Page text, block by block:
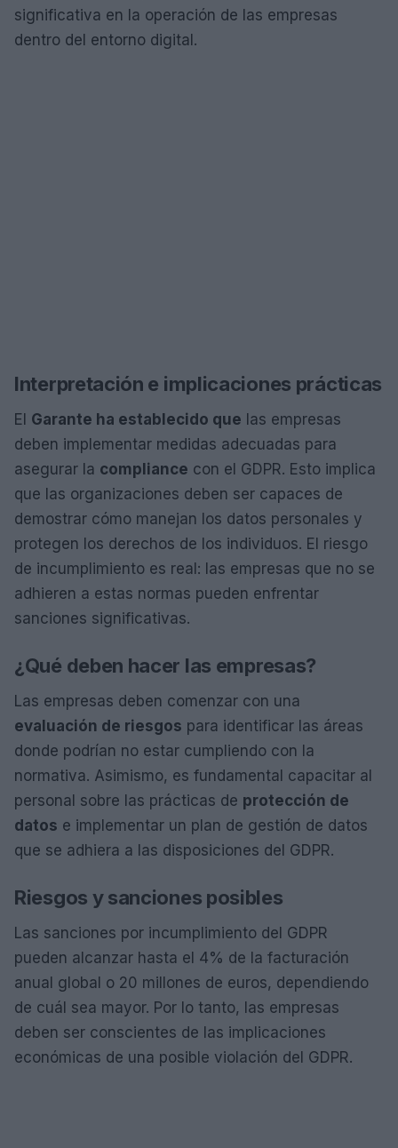
significativa en la operación de las empresas
dentro del entorno digital.
Interpretación e implicaciones prácticas
El Garante ha establecido que las empresas
deben implementar medidas adecuadas para
asegurar la compliance con el GDPR. Esto implica
que las organizaciones deben ser capaces de
demostrar cómo manejan los datos personales y
protegen los derechos de los individuos. El riesgo
de incumplimiento es real: las empresas que no se
adhieren a estas normas pueden enfrentar
sanciones significativas.
¿Qué deben hacer las empresas?
Las empresas deben comenzar con una
evaluación de riesgos para identificar las áreas
donde podrían no estar cumpliendo con la
normativa. Asimismo, es fundamental capacitar al
personal sobre las prácticas de protección de
datos e implementar un plan de gestión de datos
que se adhiera a las disposiciones del GDPR.
Riesgos y sanciones posibles
Las sanciones por incumplimiento del GDPR
pueden alcanzar hasta el 4% de la facturación
anual global o 20 millones de euros, dependiendo
de cuál sea mayor. Por lo tanto, las empresas
deben ser conscientes de las implicaciones
económicas de una posible violación del GDPR.